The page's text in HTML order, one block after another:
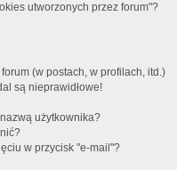
utworzonych przez forum"?
(w postach, w profilach, itd.)
są nieprawidłowe!
użytkownika?
w przycisk "e-mail"?